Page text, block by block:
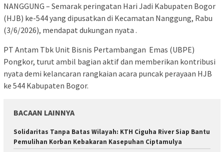
‎NANGGUNG – Semarak peringatan Hari Jadi Kabupaten Bogor
(HJB) ke-544 yang dipusatkan di Kecamatan Nanggung, Rabu
(3/6/2026), mendapat dukungan nyata .
‎PT Antam Tbk Unit Bisnis Pertambangan Emas (UBPE)
Pongkor, turut ambil bagian aktif dan memberikan kontribusi
nyata demi kelancaran rangkaian acara puncak perayaan HJB
ke 544 Kabupaten Bogor.
BACAAN LAINNYA
Solidaritas Tanpa Batas Wilayah: KTH Ciguha River Siap Bantu
Pemulihan Korban Kebakaran Kasepuhan Ciptamulya